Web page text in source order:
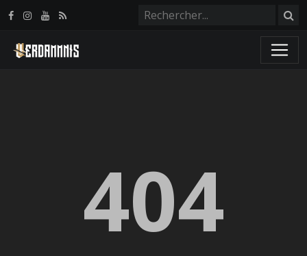
404
Panneau de gestion des cookies